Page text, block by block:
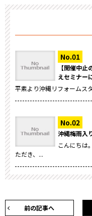
【開催中
えセミナー
平素より沖縄リフォームス
沖縄梅雨入
こんにちは
ただき、...
前の記事へ